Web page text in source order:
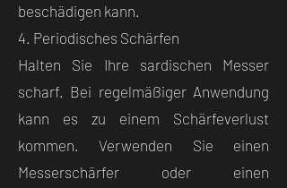
beschädigen kann.
4. Periodisches Schärfen
Halten Sie Ihre sardischen Messer
scharf. Bei regelmäßiger Anwendung
kann es zu einem Schärfeverlust
kommen. Verwenden Sie einen
Messerschärfer oder einen